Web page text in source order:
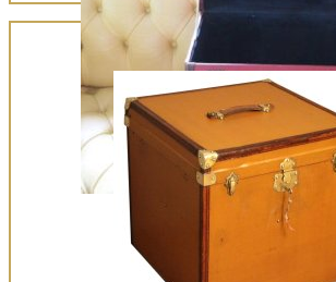
Quick View